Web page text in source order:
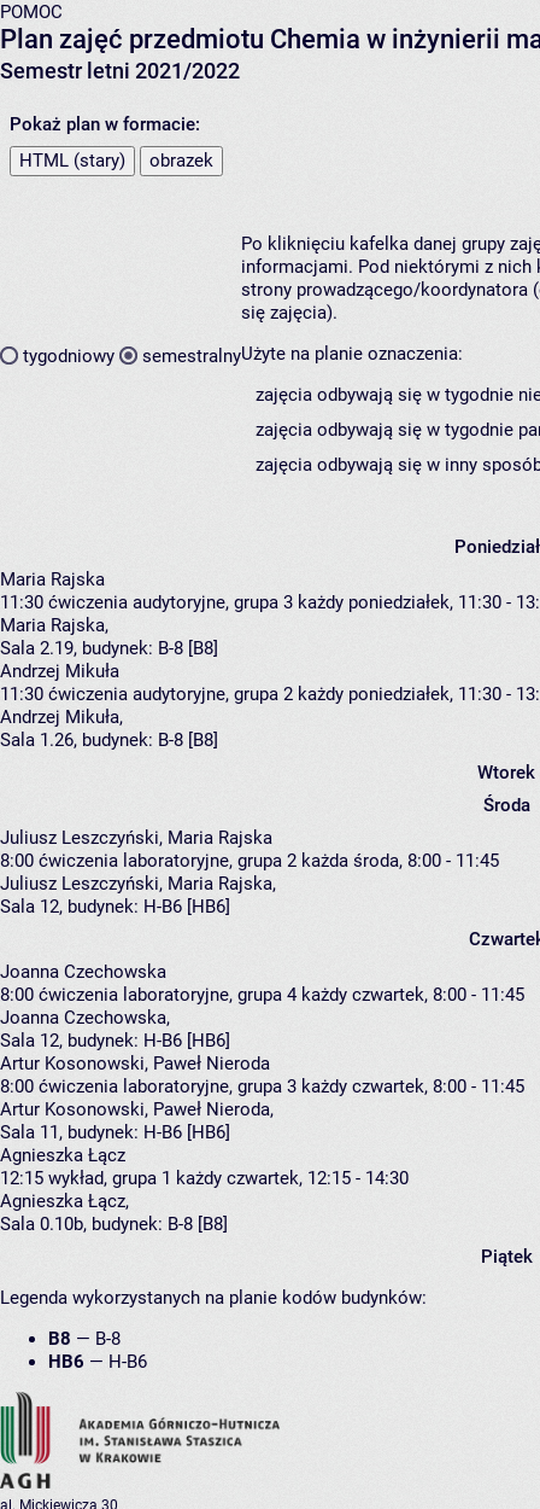
POMOC
Plan zajęć przedmiotu Chemia w inżynierii
Semestr letni 2021/2022
Pokaż plan w formacie:
HTML (stary)
obrazek
tygodniowy semestralny
Po kliknięciu kafelka danej grupy
informacjami. Pod niektórymi z nich
strony prowadzącego/koordynatora
się zajęcia).
Użyte na planie oznaczenia:
zajęcia odbywają się w tygodnie
zajęcia odbywają się w tygodnie
zajęcia odbywają się w inny
Maria Rajska
11:30 ćwiczenia audytoryjne, grupa 3 każdy poniedziałek, 11:30 -
Maria Rajska,
Sala 2.19, budynek: B-8 [B8]
Andrzej Mikuła
11:30 ćwiczenia audytoryjne, grupa 2 każdy poniedziałek, 11:30 -
Andrzej Mikuła,
Sala 1.26, budynek: B-8 [B8]
Wtorek
Środa
Juliusz Leszczyński, Maria Rajska
8:00 ćwiczenia laboratoryjne, grupa 2 każda środa, 8:00 - 11:45
Juliusz Leszczyński, Maria Rajska,
Sala 12, budynek: H-B6 [HB6]
Joanna Czechowska
8:00 ćwiczenia laboratoryjne, grupa 4 każdy czwartek, 8:00 - 11:45
Joanna Czechowska,
Sala 12, budynek: H-B6 [HB6]
Artur Kosonowski, Paweł Nieroda
8:00 ćwiczenia laboratoryjne, grupa 3 każdy czwartek, 8:00 - 11:45
Artur Kosonowski, Paweł Nieroda,
Sala 11, budynek: H-B6 [HB6]
Agnieszka Łącz
12:15 wykład, grupa 1 każdy czwartek, 12:15 - 14:30
Agnieszka Łącz,
Sala 0.10b, budynek: B-8 [B8]
Piątek
Legenda wykorzystanych na planie kodów budynków:
B8 — B-8
HB6 — H-B6
al. Mickiewicza 30